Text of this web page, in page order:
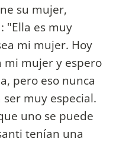
su mujer,
"Ella es muy
mi mujer. Hoy
mi mujer y espero
pero eso nunca
muy especial.
uno se puede
tenían una